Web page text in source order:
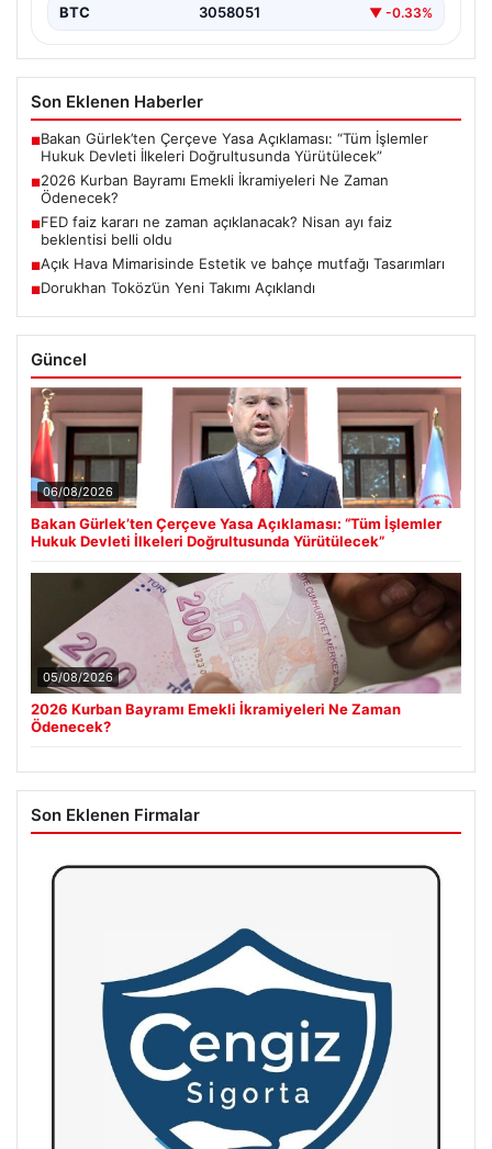
BTC 3058051 ▼ -0.33%
Son Eklenen Haberler
■Bakan Gürlek’ten Çerçeve Yasa Açıklaması: “Tüm İşlemler
Hukuk Devleti İlkeleri Doğrultusunda Yürütülecek”
■2026 Kurban Bayramı Emekli İkramiyeleri Ne Zaman
Ödenecek?
■FED faiz kararı ne zaman açıklanacak? Nisan ayı faiz
beklentisi belli oldu
■Açık Hava Mimarisinde Estetik ve bahçe mutfağı Tasarımları
■Dorukhan Toköz’ün Yeni Takımı Açıklandı
Güncel
06/08/2026
Bakan Gürlek’ten Çerçeve Yasa Açıklaması: “Tüm İşlemler
Hukuk Devleti İlkeleri Doğrultusunda Yürütülecek”
05/08/2026
2026 Kurban Bayramı Emekli İkramiyeleri Ne Zaman
Ödenecek?
Son Eklenen Firmalar